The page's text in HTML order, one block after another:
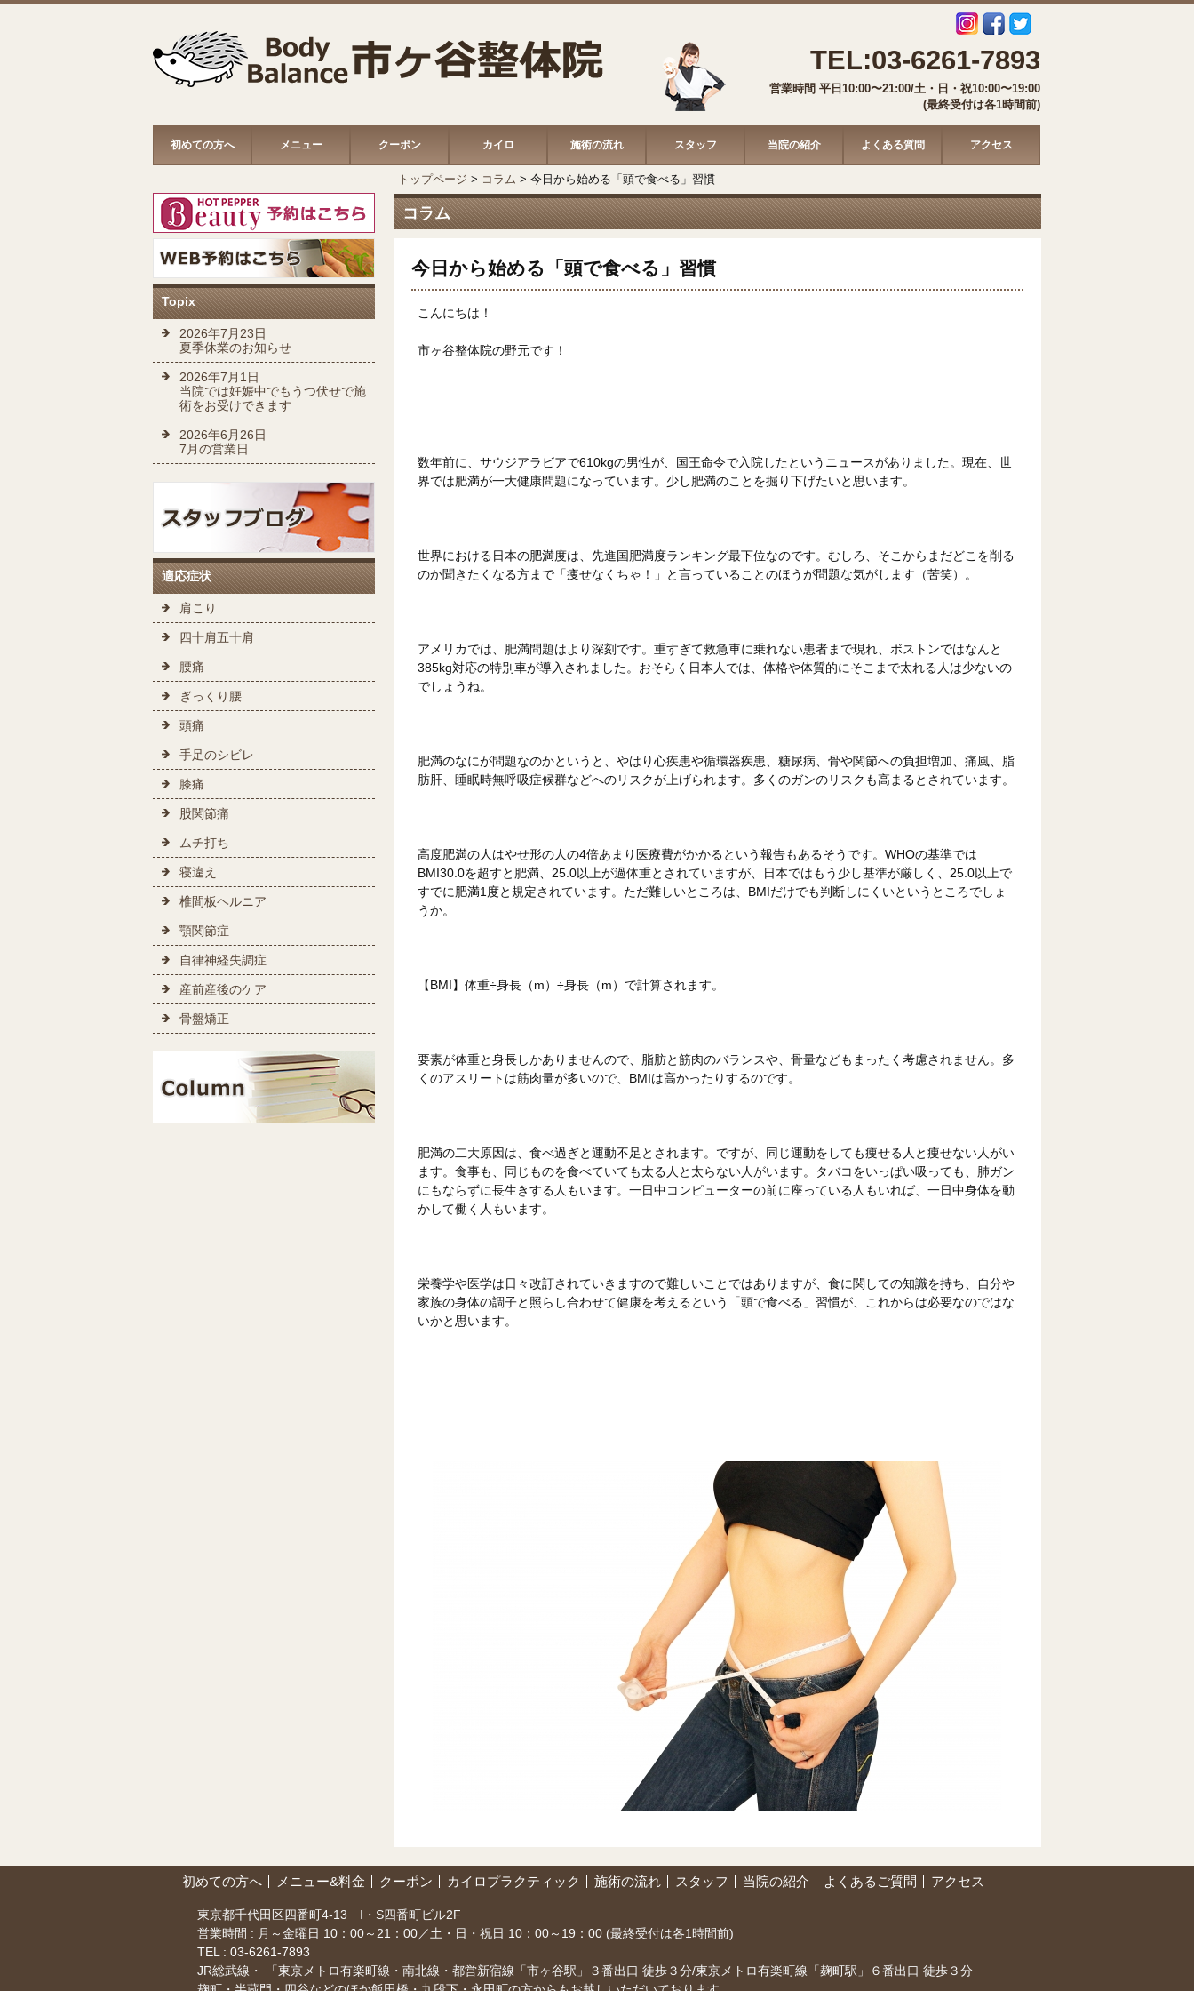
TEL:03-6261-7893
営業時間 平日10:00〜21:00/土・日・祝10:00〜19:00
(最終受付は各1時間前)
初めての方へ メニュー クーポン カイロ 施術の流れ スタッフ 当院の紹介 よくある質問 アクセス
トップページ > コラム > 今日から始める「頭で食べる」習慣
コラム
今日から始める「頭で食べる」習慣
こんにちは！
市ヶ谷整体院の野元です！
数年前に、サウジアラビアで610kgの男性が、国王命令で入院したというニュースがありました。現在、世
界では肥満が一大健康問題になっています。少し肥満のことを掘り下げたいと思います。
世界における日本の肥満度は、先進国肥満度ランキング最下位なのです。むしろ、そこからまだどこを削る
のか聞きたくなる方まで「痩せなくちゃ！」と言っていることのほうが問題な気がします（苦笑）。
アメリカでは、肥満問題はより深刻です。重すぎて救急車に乗れない患者まで現れ、ボストンではなんと
385kg対応の特別車が導入されました。おそらく日本人では、体格や体質的にそこまで太れる人は少ないの
でしょうね。
肥満のなにが問題なのかというと、やはり心疾患や循環器疾患、糖尿病、骨や関節への負担増加、痛風、脂
肪肝、睡眠時無呼吸症候群などへのリスクが上げられます。多くのガンのリスクも高まるとされています。
高度肥満の人はやせ形の人の4倍あまり医療費がかかるという報告もあるそうです。WHOの基準では
BMI30.0を超すと肥満、25.0以上が過体重とされていますが、日本ではもう少し基準が厳しく、25.0以上で
すでに肥満1度と規定されています。ただ難しいところは、BMIだけでも判断しにくいというところでしょ
うか。
【BMI】体重÷身長（m）÷身長（m）で計算されます。
要素が体重と身長しかありませんので、脂肪と筋肉のバランスや、骨量などもまったく考慮されません。多
くのアスリートは筋肉量が多いので、BMIは高かったりするのです。
肥満の二大原因は、食べ過ぎと運動不足とされます。ですが、同じ運動をしても痩せる人と痩せない人がい
ます。食事も、同じものを食べていても太る人と太らない人がいます。タバコをいっぱい吸っても、肺ガン
にもならずに長生きする人もいます。一日中コンピューターの前に座っている人もいれば、一日中身体を動
かして働く人もいます。
栄養学や医学は日々改訂されていきますので難しいことではありますが、食に関しての知識を持ち、自分や
家族の身体の調子と照らし合わせて健康を考えるという「頭で食べる」習慣が、これからは必要なのではな
いかと思います。
Topix
2026年7月23日
夏季休業のお知らせ
2026年7月1日
当院では妊娠中でもうつ伏せで施
術をお受けできます
2026年6月26日
7月の営業日
適応症状
肩こり
四十肩五十肩
腰痛
ぎっくり腰
頭痛
手足のシビレ
膝痛
股関節痛
ムチ打ち
寝違え
椎間板ヘルニア
顎関節症
自律神経失調症
産前産後のケア
骨盤矯正
初めての方へ メニュー&料金 クーポン カイロプラクティック 施術の流れ スタッフ 当院の紹介 よくあるご質問 アクセス
東京都千代田区四番町4-13 I・S四番町ビル2F
営業時間 : 月～金曜日 10：00～21：00／土・日・祝日 10：00～19：00 (最終受付は各1時間前)
TEL : 03-6261-7893
JR総武線・ 「東京メトロ有楽町線・南北線・都営新宿線「市ヶ谷駅」３番出口 徒歩３分/東京メトロ有楽町線「麹町駅」６番出口 徒歩３分